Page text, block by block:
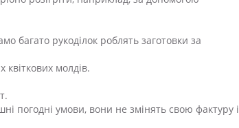
багато рукоділок роблять заготовки за
молдів.
погодні умови, вони не змінять свою фактуру і